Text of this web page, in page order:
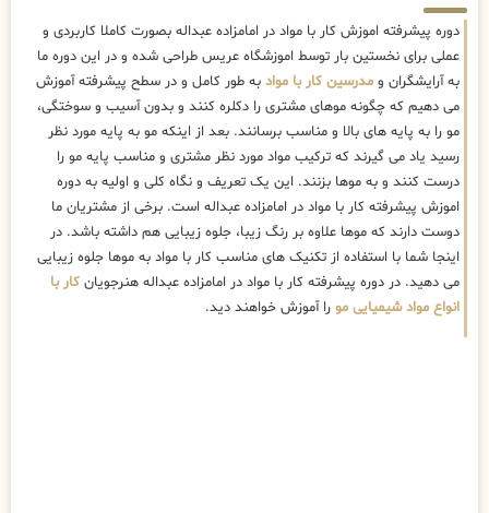
دوره پیشرفته اموزش کار با مواد در امامزاده عبداله بصورت کاملا کاربردی و
عملی برای نخستین بار توسط اموزشگاه عریس طراحی شده و در این دوره ما
به آرایشگران و مدرسین کار با مواد به طور کامل و در سطح پیشرفته آموزش
می دهیم که چگونه موهای مشتری را دکلره کنند و بدون آسیب و سوختگی،
مو را به پایه های بالا و مناسب برسانند. بعد از اینکه مو به پایه مورد نظر
رسید یاد می گیرند که ترکیب مواد مورد نظر مشتری و مناسب پایه مو را
درست کنند و به موها بزنند. این یک تعریف و نگاه کلی و اولیه به دوره
اموزش پیشرفته کار با مواد در امامزاده عبداله است. برخی از مشتریان ما
دوست دارند که موها علاوه بر رنگ زیبا، جلوه زیبایی هم داشته باشد. در
اینجا شما با استفاده از تکنیک های مناسب کار با مواد به موها جلوه زیبایی
می دهید. در دوره پیشرفته کار با مواد در امامزاده عبداله هنرجویان کار با
انواع مواد شیمیایی مو را آموزش خواهند دید.